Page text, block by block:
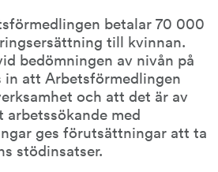
betalar 70 000
till kvinnan.
bedömningen av nivån på
in att Arbetsförmedlingen
och att det är av
med
ges förutsättningar att ta
stödinsatser.